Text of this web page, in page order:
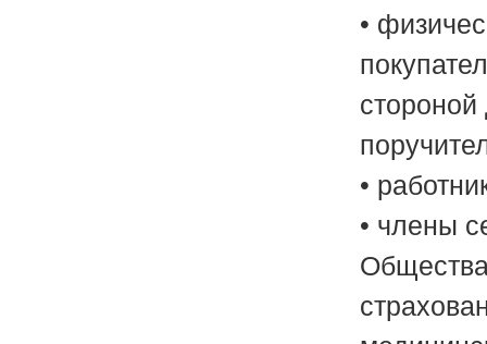
•
•
• члены